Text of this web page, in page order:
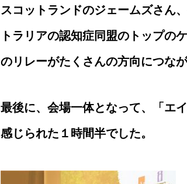
スコットランドのジェームズさん
トラリアの認知症同盟のトップの
のリレーがたくさんの方向につなが
最後に、会場一体となって、「エ
感じられた１時間半でした。